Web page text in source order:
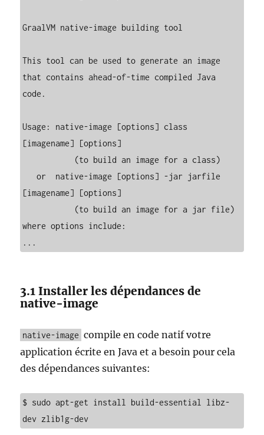
GraalVM native-image building tool
This tool can be used to generate an image
that contains ahead-of-time compiled Java
code.
Usage: native-image [options] class
[imagename] [options]
   or  native-image [options] -jar jarfile
[imagename] [options]
where options include:
...
3.1 Installer les dépendances de
native-image
native-image compile en code natif votre
application écrite en Java et a besoin pour cela
des dépendances suivantes:
$ sudo apt-get install build-essential libz-
dev zlib1g-dev